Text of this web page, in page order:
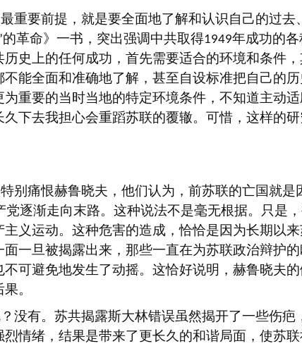
重要前提，就是要全面地了解和认识自己的过去
的革命》一书，突出强调中共取得1949年成功的
史上的任何成功，首先需要适合的环境和条件
能全面和准确地了解，甚至自设标准把自己的
重要的当时当地的特定环境条件，不知道主动
下去我担心会重蹈苏联的覆辙。可惜，这样的
别痛恨赫鲁晓夫，他们认为，前苏联的亡国就是
逐渐走向末路。这种说法不是毫无根据。只是
义运动。这种危害的造成，恰恰是因为长期以
一旦被揭露出来，那些一直在为苏联政治辩护
可避免地发生了动摇。这恰好说明，赫鲁晓夫的
。
没有。苏共揭露斯大林错误虽然揭开了一些伤疤
情绪，结果是带来了更长久的和谐局面，使苏